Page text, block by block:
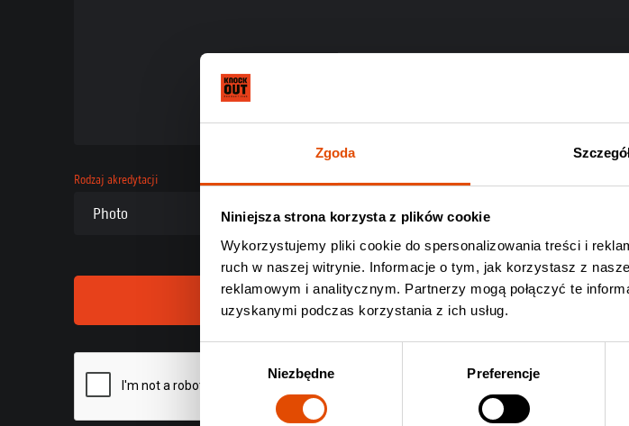
Zgoda
Niniejsza strona korzysta z plików cookie
Wykorzystujemy pliki cookie do spersonalizowania treści i
ruch w naszej witrynie. Informacje o tym, jak korzystasz z
reklamowym i analitycznym. Partnerzy mogą połączyć te
uzyskanymi podczas korzystania z ich usług.
Wybór
Niezbędne Preferencje
Rodzaj akredytacji
Wyślij